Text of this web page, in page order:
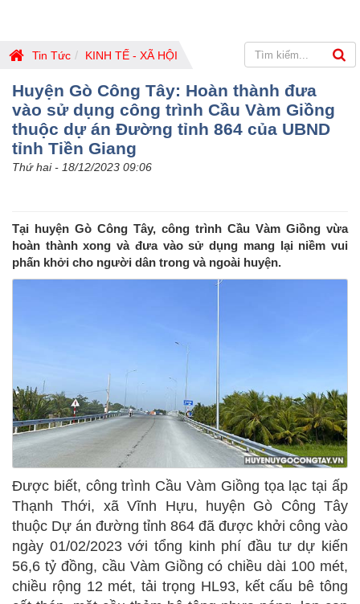
Tin Tức KINH TẾ - XÃ HỘI
Huyện Gò Công Tây: Hoàn thành đưa
vào sử dụng công trình Cầu Vàm Giồng
thuộc dự án Đường tỉnh 864 của UBND
tỉnh Tiền Giang
Thứ hai - 18/12/2023 09:06
Tại huyện Gò Công Tây, công trình Cầu Vàm Giồng vừa
hoàn thành xong và đưa vào sử dụng mang lại niềm vui
phấn khởi cho người dân trong và ngoài huyện.
Được biết, công trình Cầu Vàm Giồng tọa lạc tại ấp
Thạnh Thới, xã Vĩnh Hựu, huyện Gò Công Tây
thuộc Dự án đường tỉnh 864 đã được khởi công vào
ngày 01/02/2023 với tổng kinh phí đầu tư dự kiến
56,6 tỷ đồng, cầu Vàm Giồng có chiều dài 100 mét,
chiều rộng 12 mét, tải trọng HL93, kết cấu bê tông